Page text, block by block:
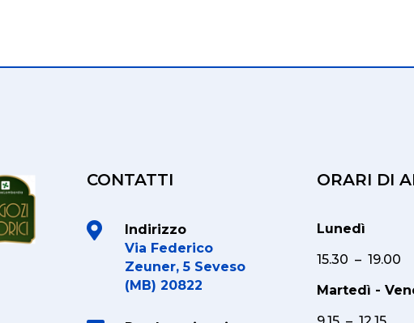
CONTATTI

Indirizzo
Via Federico
Zeuner, 5 Seveso
(MB) 20822
ORARI DI
Lunedì
15.30 – 19.00
Martedì -